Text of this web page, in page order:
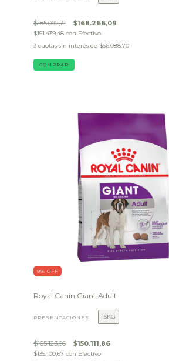
$185.092,71 $168.266,09
$151.439,48 con Efectivo
3 cuotas sin interés de $56.088,70
COMPRAR
9% OFF
Royal Canin Giant Adult
PRESENTACIONES 15KG
$165.123,06 $150.111,86
$135.100,67 con Efectivo